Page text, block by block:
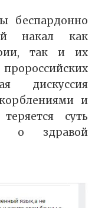
беспардонно
накал как
так и их
дискуссия
и
суть
о здравой